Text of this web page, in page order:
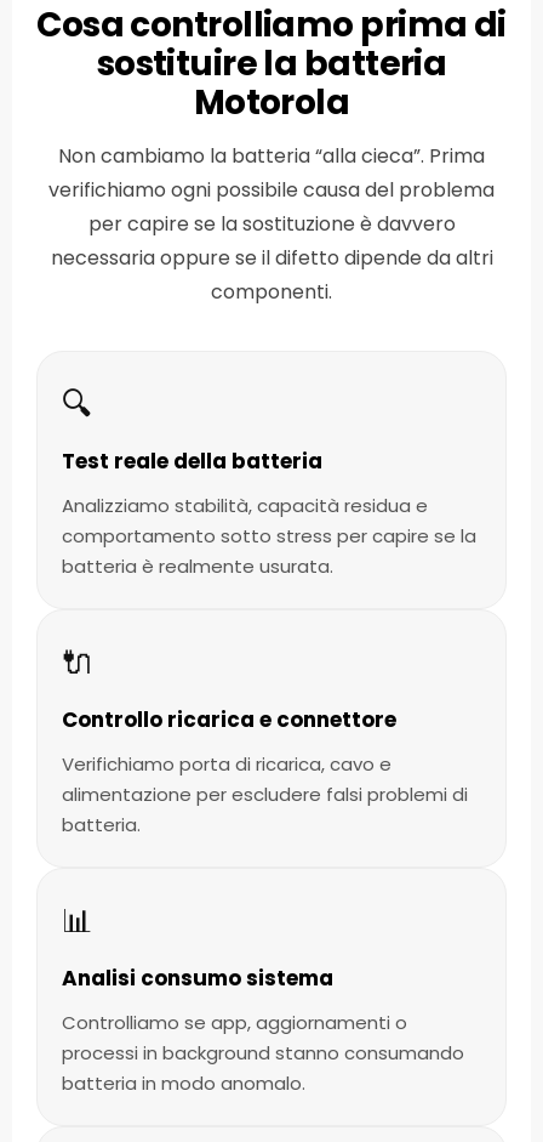
Cosa controlliamo prima di
sostituire la batteria
Motorola
Non cambiamo la batteria “alla cieca”. Prima
verifichiamo ogni possibile causa del problema
per capire se la sostituzione è davvero
necessaria oppure se il difetto dipende da altri
componenti.
🔍
Test reale della batteria
Analizziamo stabilità, capacità residua e
comportamento sotto stress per capire se la
batteria è realmente usurata.
🔌
Controllo ricarica e connettore
Verifichiamo porta di ricarica, cavo e
alimentazione per escludere falsi problemi di
batteria.
📊
Analisi consumo sistema
Controlliamo se app, aggiornamenti o
processi in background stanno consumando
batteria in modo anomalo.